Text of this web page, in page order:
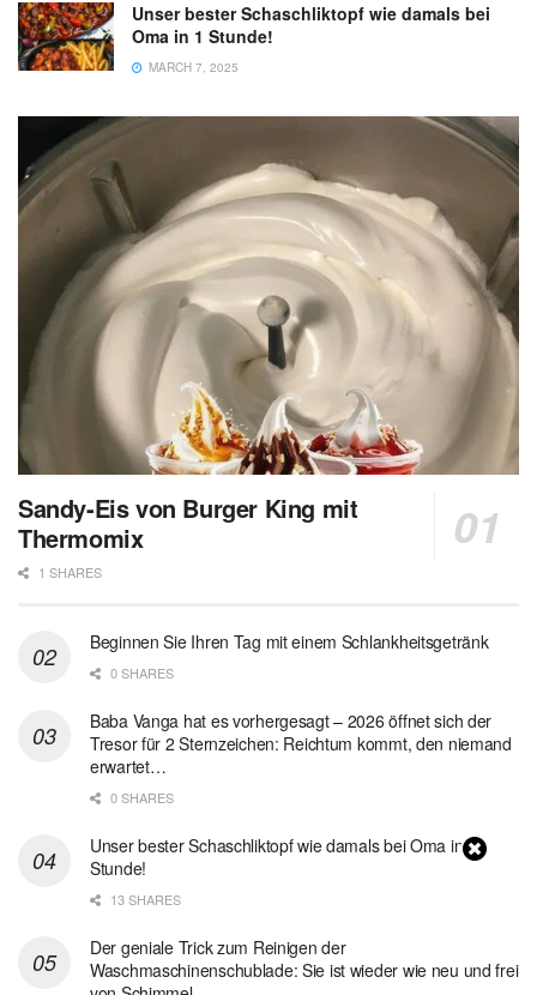
Unser bester Schaschliktopf wie damals bei
Oma in 1 Stunde!
MARCH 7, 2025
Sandy-Eis von Burger King mit
Thermomix
1 SHARES
Beginnen Sie Ihren Tag mit einem Schlankheitsgetränk
0 SHARES
Baba Vanga hat es vorhergesagt – 2026 öffnet sich der
Tresor für 2 Sternzeichen: Reichtum kommt, den niemand
erwartet…
0 SHARES
Unser bester Schaschliktopf wie damals bei Oma in 1
Stunde!
13 SHARES
Der geniale Trick zum Reinigen der
Waschmaschinenschublade: Sie ist wieder wie neu und frei